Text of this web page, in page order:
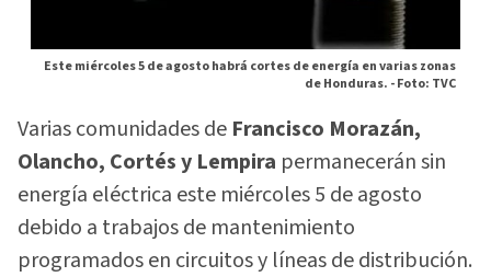
Este miércoles 5 de agosto habrá cortes de energía en varias zonas
de Honduras. -Foto: TVC
Varias comunidades de Francisco Morazán,
Olancho, Cortés y Lempira permanecerán sin
energía eléctrica este miércoles 5 de agosto
debido a trabajos de mantenimiento
programados en circuitos y líneas de distribución.